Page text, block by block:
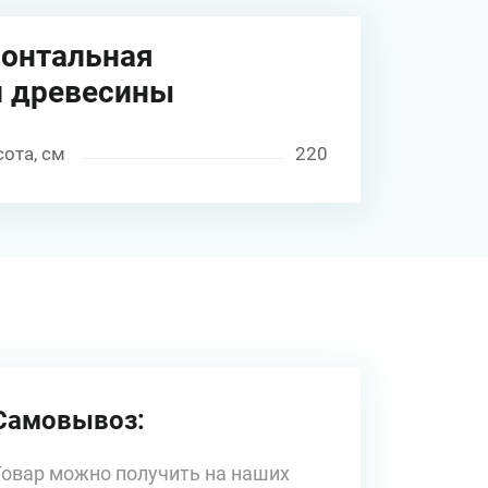
древесины
см 220
можно получить на наших